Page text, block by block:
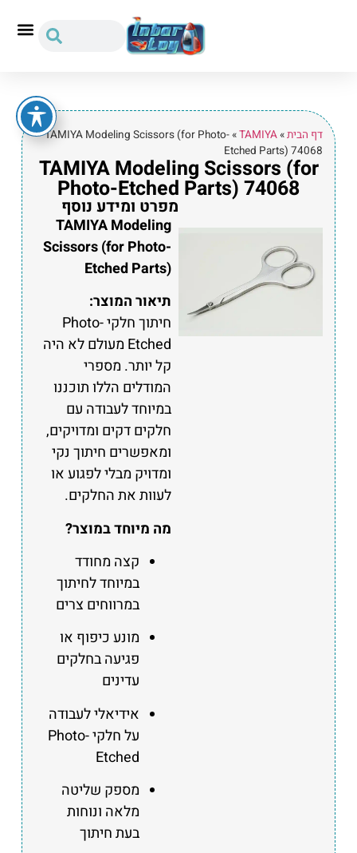
דף הבית»
TAMIYA
»
TAMIYA Modeling Scissors (for Photo-
Etched Parts) 74068
TAMIYA Modeling Scissors (for
Photo-Etched Parts) 74068
מפרט ומידע נוסף
TAMIYA Modeling
Scissors (for Photo-
Etched Parts)
תיאור המוצר:
חיתוך חלקי Photo-
Etched מעולם לא היה
קל יותר. מספרי
המודלים הללו תוכננו
במיוחד לעבודה עם
חלקים דקים ומדויקים,
ומאפשרים חיתוך נקי
ומדויק מבלי לפגוע או
לעוות את החלקים.
מה מיוחד במוצר?
קצה מחודד
במיוחד לחיתוך
במרווחים צרים
מונע כיפוף או
פגיעה בחלקים
עדינים
אידיאלי לעבודה
על חלקי Photo-
Etched
מספק שליטה
מלאה ונוחות
בעת חיתוך